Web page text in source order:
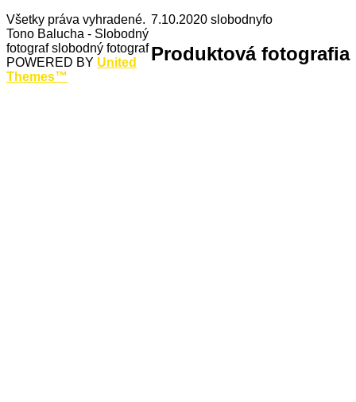
7.10.2020 slobodnyfo
Produktová fotografia
Všetky práva vyhradené.
Tono Balucha - Slobodný
fotografslobodný fotograf
POWERED BY United
Themes™